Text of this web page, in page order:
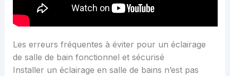
Les erreurs fréquentes à éviter pour un éclairage
de salle de bain fonctionnel et sécurisé
Installer un éclairage en salle de bains n’est pas